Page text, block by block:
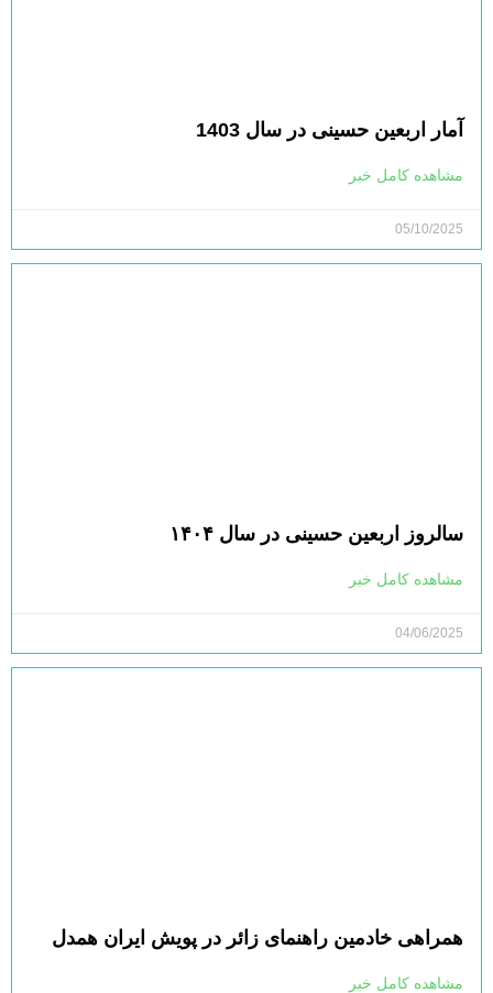
آمار اربعین حسینی در سال 1403
مشاهده کامل خبر
05/10/2025
سالروز اربعین حسینی در سال ۱۴۰۴
مشاهده کامل خبر
04/06/2025
همراهی خادمین راهنمای زائر در پویش ایران همدل
مشاهده کامل خبر